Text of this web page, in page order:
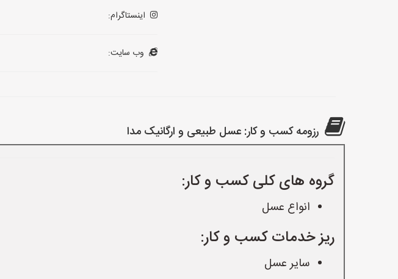
اینستاگرام:
وب سایت:
رزومه کسب و کار: عسل طبیعی و ارگانیک مدا
گروه های کلی کسب و کار:
انواع عسل
ریز خدمات کسب و کار:
سایر عسل